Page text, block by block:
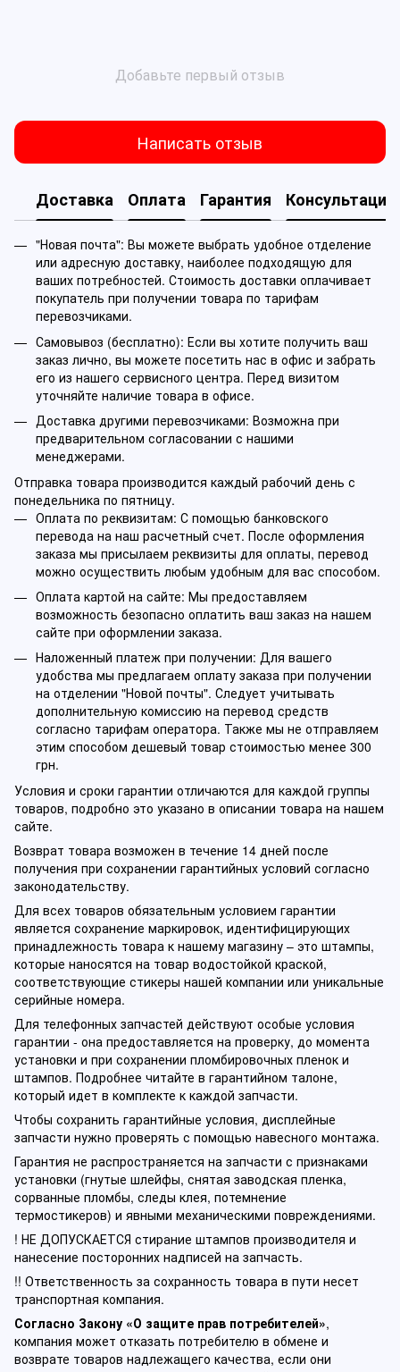
Добавьте первый отзыв
Написать отзыв
Доставка Оплата Гарантия Консультация
"Новая почта": Вы можете выбрать удобное отделение
или адресную доставку, наиболее подходящую для
ваших потребностей. Стоимость доставки оплачивает
покупатель при получении товара по тарифам
перевозчиками.
Самовывоз (бесплатно): Если вы хотите получить ваш
заказ лично, вы можете посетить нас в офис и забрать
его из нашего сервисного центра. Перед визитом
уточняйте наличие товара в офисе.
Доставка другими перевозчиками: Возможна при
предварительном согласовании с нашими
менеджерами.
Отправка товара производится каждый рабочий день с
понедельника по пятницу.
Оплата по реквизитам: С помощью банковского
перевода на наш расчетный счет. После оформления
заказа мы присылаем реквизиты для оплаты, перевод
можно осуществить любым удобным для вас способом.
Оплата картой на сайте: Мы предоставляем
возможность безопасно оплатить ваш заказ на нашем
сайте при оформлении заказа.
Наложенный платеж при получении: Для вашего
удобства мы предлагаем оплату заказа при получении
на отделении "Новой почты". Следует учитывать
дополнительную комиссию на перевод средств
согласно тарифам оператора. Также мы не отправляем
этим способом дешевый товар стоимостью менее 300
грн.
Условия и сроки гарантии отличаются для каждой группы
товаров, подробно это указано в описании товара на нашем
сайте.
Возврат товара возможен в течение 14 дней после
получения при сохранении гарантийных условий согласно
законодательству.
Для всех товаров обязательным условием гарантии
является сохранение маркировок, идентифицирующих
принадлежность товара к нашему магазину – это штампы,
которые наносятся на товар водостойкой краской,
соответствующие стикеры нашей компании или уникальные
серийные номера.
Для телефонных запчастей действуют особые условия
гарантии - она предоставляется на проверку, до момента
установки и при сохранении пломбировочных пленок и
штампов. Подробнее читайте в гарантийном талоне,
который идет в комплекте к каждой запчасти.
Чтобы сохранить гарантийные условия, дисплейные
запчасти нужно проверять с помощью навесного монтажа.
Гарантия не распространяется на запчасти с признаками
установки (гнутые шлейфы, снятая заводская пленка,
сорванные пломбы, следы клея, потемнение
термостикеров) и явными механическими повреждениями.
! НЕ ДОПУСКАЕТСЯ стирание штампов производителя и
нанесение посторонних надписей на запчасть.
!! Ответственность за сохранность товара в пути несет
транспортная компания.
Согласно Закону «О защите прав потребителей»,
компания может отказать потребителю в обмене и
возврате товаров надлежащего качества, если они